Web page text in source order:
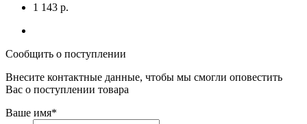
1 143 р.
Сообщить о поступлении
Внесите контактные данные, чтобы мы смогли оповестить
Вас о поступлении товара
Ваше имя*